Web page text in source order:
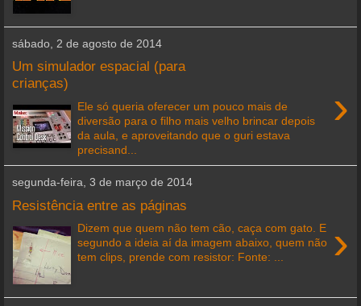
sábado, 2 de agosto de 2014
Um simulador espacial (para
crianças)
›
Ele só queria oferecer um pouco mais de
diversão para o filho mais velho brincar depois
da aula, e aproveitando que o guri estava
precisand...
segunda-feira, 3 de março de 2014
Resistência entre as páginas
›
Dizem que quem não tem cão, caça com gato. E
segundo a ideia aí da imagem abaixo, quem não
tem clips, prende com resistor: Fonte: ...